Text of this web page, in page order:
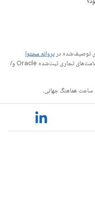
توصیف‌شده در پروانه محتوا
هستند. جاوا و OpenJDK علامت‌های تجاری یا علامت‌های تجاری ثبت‌شده Oracle و/